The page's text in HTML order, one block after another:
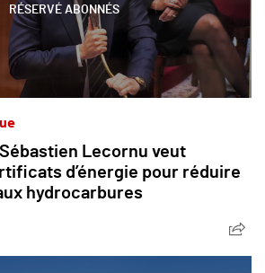
RÉSERVÉ ABONNÉS
Lecornu veut
d’énergie pour réduire
hydrocarbures